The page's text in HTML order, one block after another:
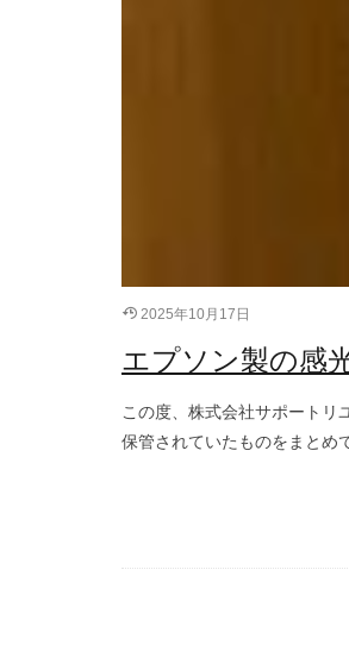
2025年10月17日
エプソン製の感
この度、株式会社サポートリ
保管されていたものをまとめ